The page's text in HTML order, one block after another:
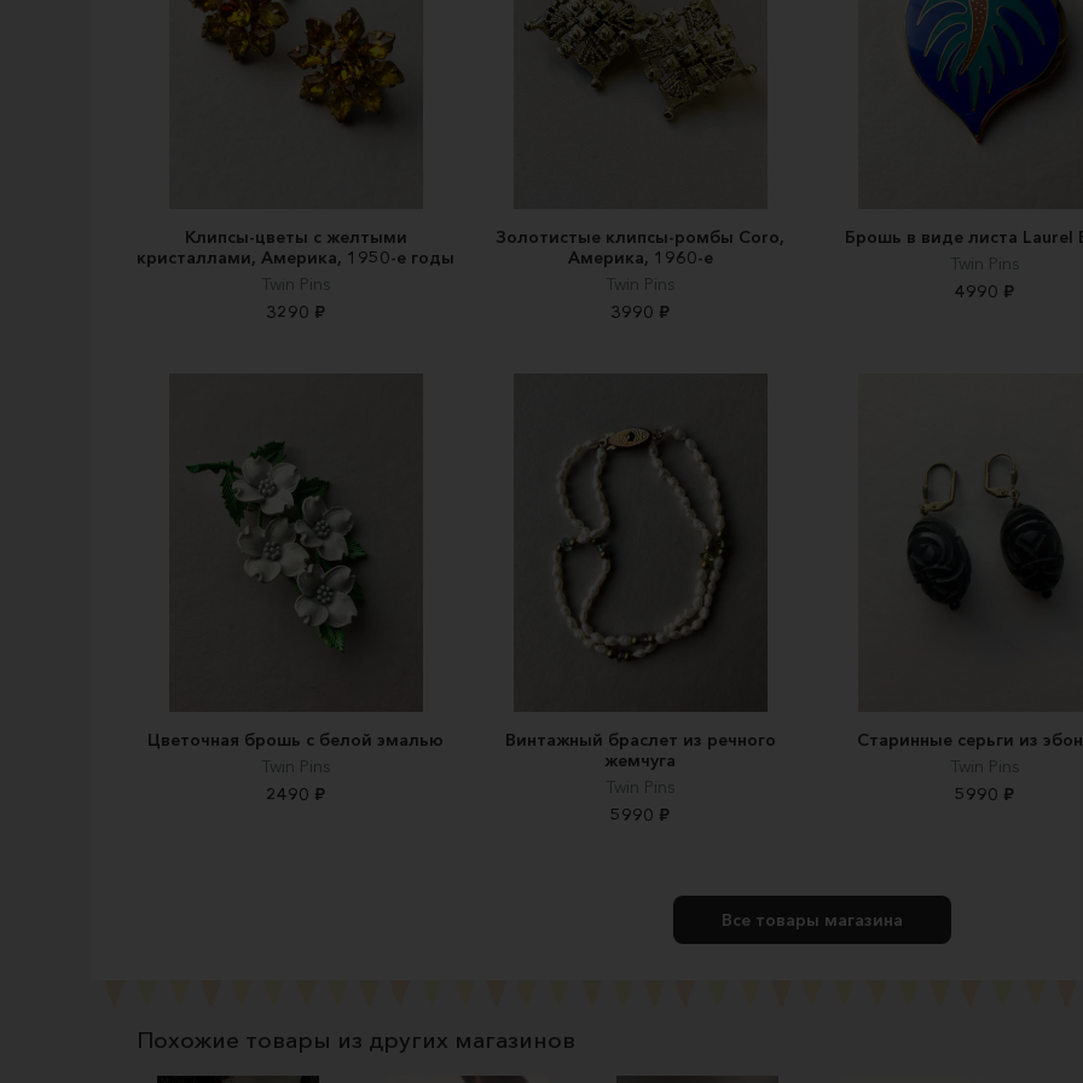
Клипсы-цветы с желтыми
кристаллами, Америка, 1950-е годы
Twin Pins
3290 ₽
Золотистые клипсы-ромбы Coro,
Америка, 1960-е
Twin Pins
3990 ₽
Брошь в виде листа Laurel
Twin Pins
4990 ₽
Цветочная брошь с белой эмалью
Twin Pins
2490 ₽
Винтажный браслет из речного
жемчуга
Twin Pins
5990 ₽
Старинные серьги из
Twin Pins
5990 ₽
Все товары магазина
Похожие товары из других магазинов